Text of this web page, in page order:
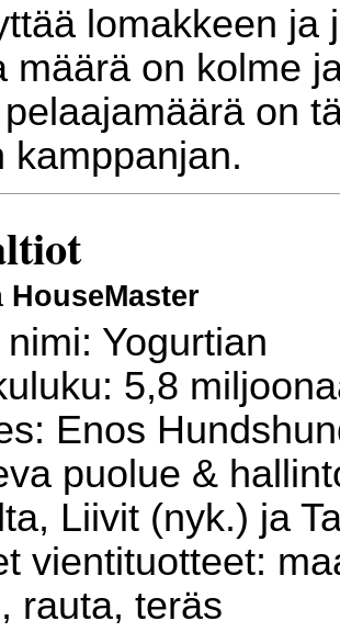
lomakkeen ja
määrä on kolme
on
kamppanjan.
HouseMaster
Yogurtian
5,8
Enos
puolue &
Liivit (nyk.) ja
vientituotteet:
rauta, teräs